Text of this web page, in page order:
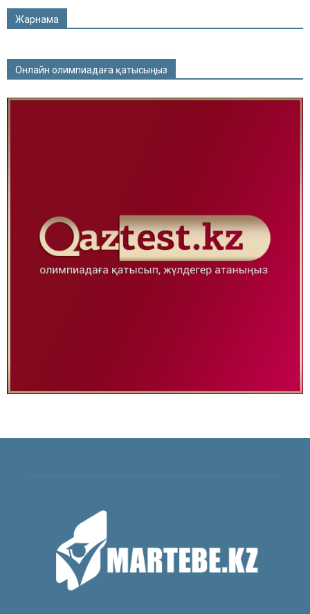
Жарнама
Онлайн олимпиадаға қатысыңыз